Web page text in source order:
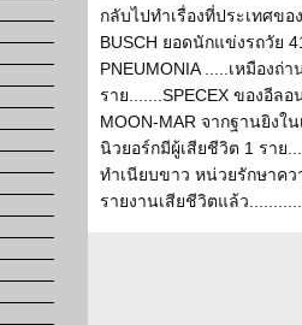
กลับไปทำเรื่องที่ประเทศข
BUSCH ยอดนักแข่งรถวัย
PNEUMONIA .....เหมือง
ราย.......SPECEX ของอีล
MOON-MAR จากฐานยิง
นิวยอร์กมีผู้เสียชีวิต 1 ราย
ทำเนียบขาว หน่วยรักษาค
รายงานเสียชีวิตแล้ว...........